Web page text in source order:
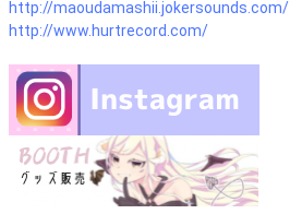
http://maoudamashii.jokersounds.com/
http://www.hurtrecord.com/